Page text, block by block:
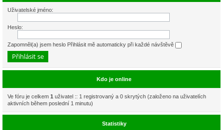
Uživatelské jméno:
Heslo:
Zapomněl(a) jsem heslo Přihlásit mě automaticky při každé návštěvě
Kdo je online
Ve fóru je celkem 1 uživatel :: 1 registrovaný a 0 skrytých (založeno na uživatelích
aktivních během poslední 1 minutu)
Statistiky